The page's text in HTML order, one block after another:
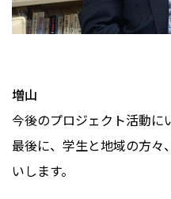
増山
今後のプロジェクト活動に
最後に、学生と地域の方々
いします。